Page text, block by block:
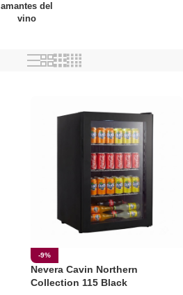
amantes del
vino
-9%
Nevera Cavin Northern
Collection 115 Black